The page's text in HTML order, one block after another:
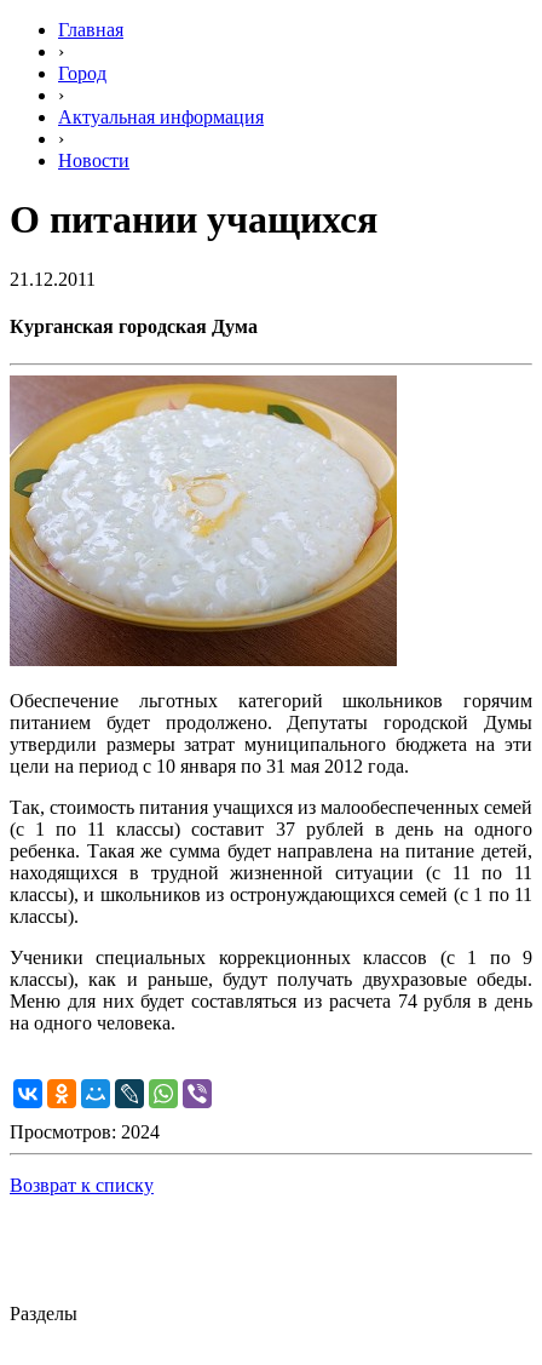
Главная
›
Город
›
Актуальная информация
›
Новости
О питании учащихся
21.12.2011
Курганская городская Дума
Обеспечение льготных категорий школьников горячим
питанием будет продолжено. Депутаты городской Думы
утвердили размеры затрат муниципального бюджета на эти
цели на период с 10 января по 31 мая 2012 года.
Так, стоимость питания учащихся из малообеспеченных семей
(с 1 по 11 классы) составит 37 рублей в день на одного
ребенка. Такая же сумма будет направлена на питание детей,
находящихся в трудной жизненной ситуации (с 11 по 11
классы), и школьников из остронуждающихся семей (с 1 по 11
классы).
Ученики специальных коррекционных классов (с 1 по 9
классы), как и раньше, будут получать двухразовые обеды.
Меню для них будет составляться из расчета 74 рубля в день
на одного человека.
Просмотров: 2024
Возврат к списку
Разделы